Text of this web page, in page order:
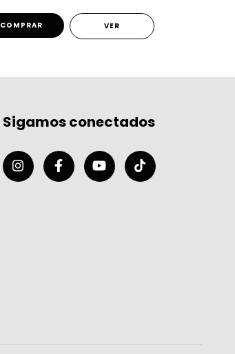
COMPRAR VER
Sigamos conectados